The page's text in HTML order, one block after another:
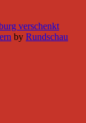
verschenkt
by Rundschau